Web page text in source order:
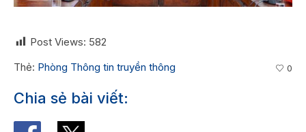
Post Views: 582
Thẻ: Phòng Thông tin truyền thông 0
Chia sẻ bài viết: